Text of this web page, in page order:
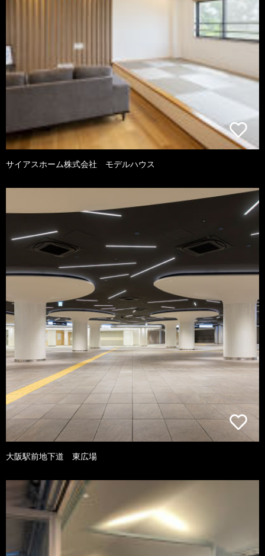
サイアスホーム株式会社 モデルハウス
大阪駅前地下道 東広場